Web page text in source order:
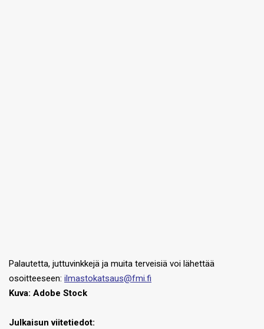
Palautetta, juttuvinkkejä ja muita terveisiä voi lähettää
osoitteeseen: ilmastokatsaus@fmi.fi
Kuva: Adobe Stock
Julkaisun viitetiedot: